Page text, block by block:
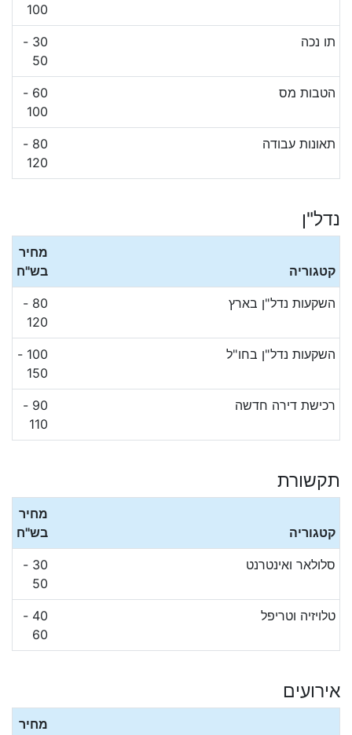
100
תו נכה
30 -
50
הטבות מס
60 -
100
תאונות עבודה
80 -
120
נדל"ן
קטגוריה
מחיר
בש"ח
השקעות נדל"ן בארץ
80 -
120
השקעות נדל"ן בחו"ל
100 -
150
רכישת דירה חדשה
90 -
110
תקשורת
קטגוריה
מחיר
בש"ח
סלולאר ואינטרנט
30 -
50
טלויזיה וטריפל
40 -
60
אירועים
מחיר